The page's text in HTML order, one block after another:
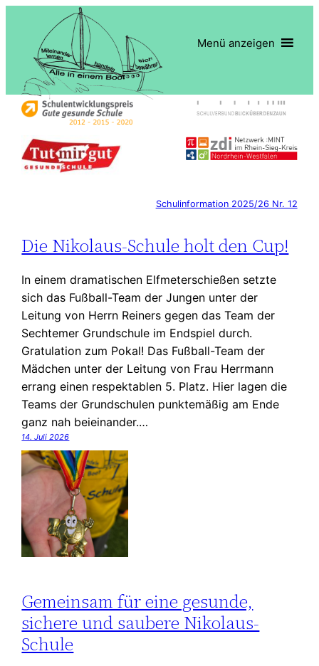
springen
Menü anzeigen
Schulinformation 2025/26 Nr. 12
Die Nikolaus-Schule holt den Cup!
In einem dramatischen Elfmeterschießen setzte
sich das Fußball-Team der Jungen unter der
Leitung von Herrn Reiners gegen das Team der
Sechtemer Grundschule im Endspiel durch.
Gratulation zum Pokal! Das Fußball-Team der
Mädchen unter der Leitung von Frau Herrmann
errang einen respektablen 5. Platz. Hier lagen die
Teams der Grundschulen punktemäßig am Ende
ganz nah beieinander.…
14. Juli 2026
Gemeinsam für eine gesunde,
sichere und saubere Nikolaus-
Schule